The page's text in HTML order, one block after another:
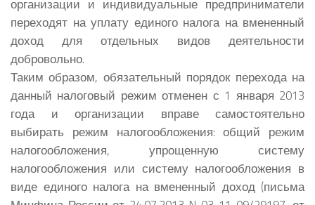
организации и индивидуальные предприниматели
переходят на уплату единого налога на вмененный
доход для отдельных видов деятельности
добровольно.
Таким образом, обязательный порядок перехода на
данный налоговый режим отменен с 1 января 2013
года и организации вправе самостоятельно
выбирать режим налогообложения: общий режим
налогообложения, упрощенную систему
налогообложения или систему налогообложения в
виде единого налога на вмененный доход (письма